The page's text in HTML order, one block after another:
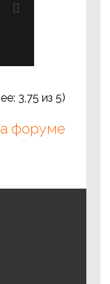
3,75 из 5)
форуме